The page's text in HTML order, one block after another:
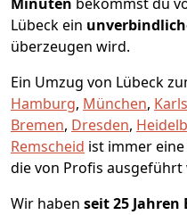
Lübeck ein
überzeugen wird.
Ein Umzug von Lübeck
Hamburg, München,
Bremen, Dresden,
Remscheid ist immer
die von Profis ausgeführt
Wir haben seit25